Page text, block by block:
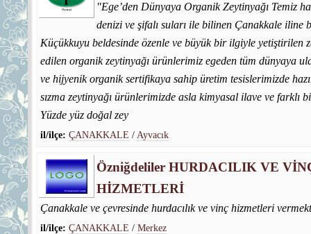
"Ege’den Dünyaya Organik Zeytinyağı Temiz
denizi ve şifalı suları ile bilinen Çanakkale iline
Küçükkuyu beldesinde özenle ve büyük bir ilgiyle yetiştirilen
edilen organik zeytinyağı ürünlerimiz egeden tüm dünyaya
ve hijyenik organik sertifikaya sahip üretim tesislerimizde
sızma zeytinyağı ürünlerimizde asla kimyasal ilave ve farklı
Yüzde yüz doğal zey
il/ilçe: ÇANAKKALE / Ayvacık
Özniğdeliler HURDACILIK VE
HİZMETLERİ
Çanakkale ve çevresinde hurdacılık ve vinç hizmetleri
il/ilçe: ÇANAKKALE / Merkez